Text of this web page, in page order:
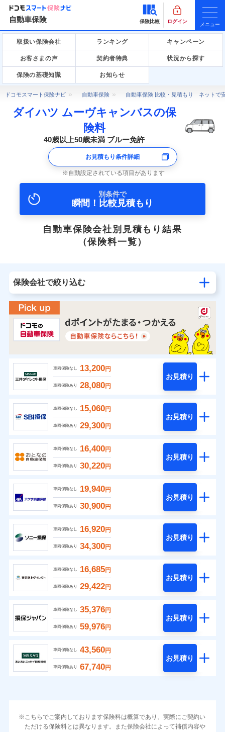
自動車保険 保険比較 ログイン
メニュー
取扱い保険会社 ランキング キャンペーン
お客さまの声 契約者特典 状況から探す
保険の基礎知識 お知らせ
ドコモスマート保険ナビ 自動車保険 自動車保険 比較・見積もり ネットで
ダイハツ ムーヴキャンバスの保
険料
40歳以上50歳未満 ブルー免許
お見積もり条件詳細
自動設定されている項目があります
別条件で
瞬間！比較見積もり
自動車保険会社別見積もり結果
（保険料一覧）
保険会社で絞り込む
車両保険なし 13,200円
車両保険あり 28,080円
お見積り
車両保険なし 15,060円
車両保険あり 29,300円
お見積り
車両保険なし 16,400円
車両保険あり 30,220円
お見積り
車両保険なし 19,940円
車両保険あり 30,900円
お見積り
車両保険なし 16,920円
車両保険あり 34,300円
お見積り
車両保険なし 16,685円
車両保険あり 29,422円
お見積り
車両保険なし 35,376円
車両保険あり 59,976円
お見積り
車両保険なし 43,560円
車両保険あり 67,740円
お見積り
こちらでご案内しております保険料は概算であり、実際にご契約い
ただける保険料とは異なります。また保険会社によって補償内容や